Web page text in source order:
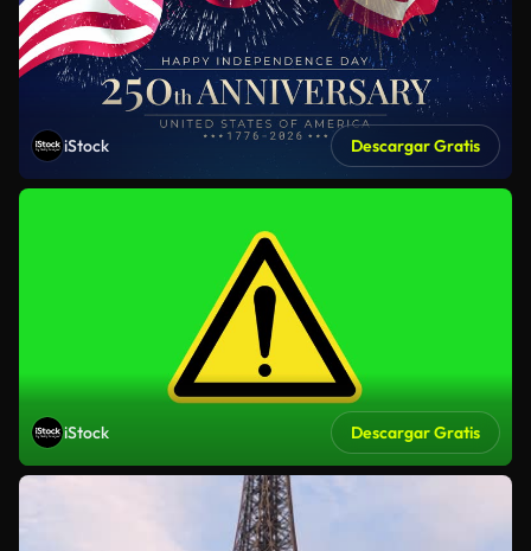
iStock Descargar Gratis
iStock Descargar Gratis